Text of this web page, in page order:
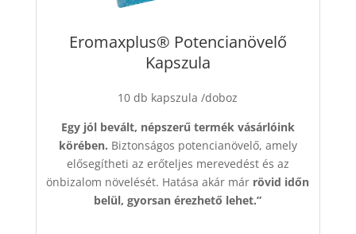
Eromaxplus® Potencianövelő
Kapszula
10 db kapszula /doboz
Egy jól bevált, népszerű termék vásárlóink
körében. Biztonságos potencianövelő, amely
elősegítheti az erőteljes merevedést és az
önbizalom növelését. Hatása akár már rövid időn
belül, gyorsan érezhető lehet.”